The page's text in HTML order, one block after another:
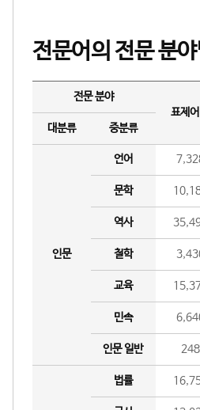
전문어의 전문 분
전문 분야
표제
대분류
중분류
인문
언어
문학
역사
철학
교육
민속
인문 일반 248
법률